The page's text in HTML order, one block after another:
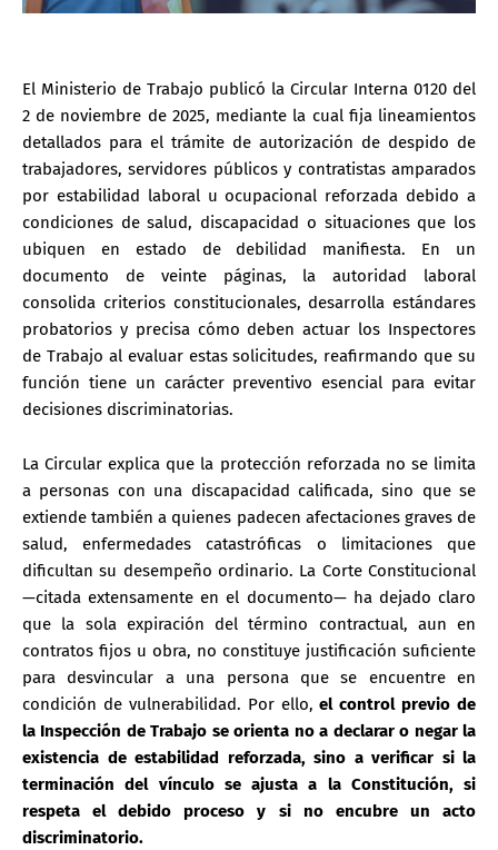
El Ministerio de Trabajo publicó la Circular Interna 0120 del
2 de noviembre de 2025, mediante la cual fija lineamientos
detallados para el trámite de autorización de despido de
trabajadores, servidores públicos y contratistas amparados
por estabilidad laboral u ocupacional reforzada debido a
condiciones de salud, discapacidad o situaciones que los
ubiquen en estado de debilidad manifiesta. En un
documento de veinte páginas, la autoridad laboral
consolida criterios constitucionales, desarrolla estándares
probatorios y precisa cómo deben actuar los Inspectores
de Trabajo al evaluar estas solicitudes, reafirmando que su
función tiene un carácter preventivo esencial para evitar
decisiones discriminatorias.
La Circular explica que la protección reforzada no se limita
a personas con una discapacidad calificada, sino que se
extiende también a quienes padecen afectaciones graves de
salud, enfermedades catastróficas o limitaciones que
dificultan su desempeño ordinario. La Corte Constitucional
—citada extensamente en el documento— ha dejado claro
que la sola expiración del término contractual, aun en
contratos fijos u obra, no constituye justificación suficiente
para desvincular a una persona que se encuentre en
condición de vulnerabilidad. Por ello,el control previo de
la Inspección de Trabajo se orienta no a declarar o negar la
existencia de estabilidad reforzada, sino a verificar si la
terminación del vínculo se ajusta a la Constitución, si
respeta el debido proceso y si no encubre un acto
discriminatorio.